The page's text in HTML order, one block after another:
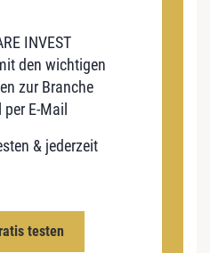
INVEST
den wichtigen
zur Branche
E-Mail
& jederzeit
testen